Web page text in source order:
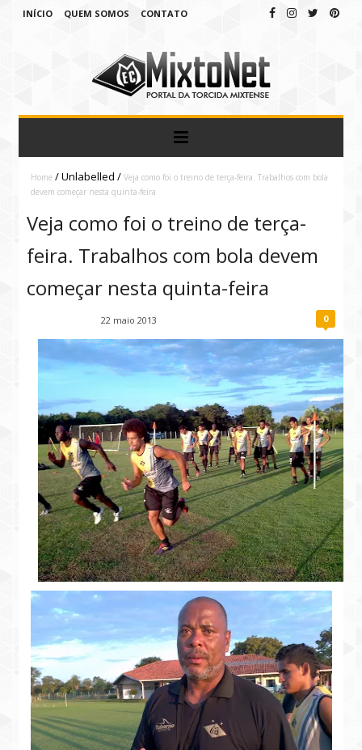
INÍCIO QUEM SOMOS CONTATO
Home /Unlabelled/ Veja como foi o treino de terça-feira. Trabalhos com bola
devem começar nesta quinta-feira
Veja como foi o treino de terça-
feira. Trabalhos com bola devem
começar nesta quinta-feira
22 maio 2013 0